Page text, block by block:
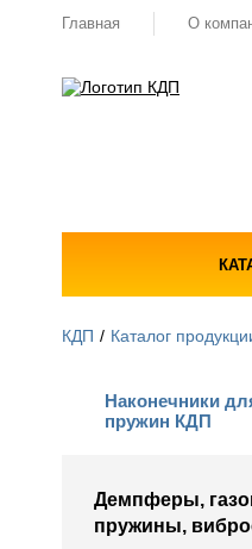
Главная О
КДП Каталог
Наконечники
пружин КДП
Демпферы,
пружины,